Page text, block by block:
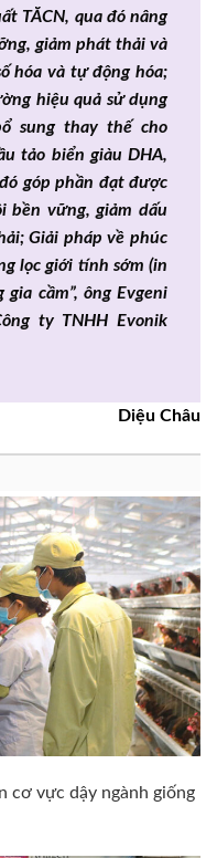
TĂCN, qua đó nâng
giảm phát thải và
hóa và tự động hóa;
hiệu quả sử dụng
sung thay thế cho
tảo biển giàu DHA,
góp phần đạt được
bền vững, giảm dấu
Giải pháp về phúc
lọc giới tính sớm (in
cầm”, ông Evgeni
ty TNHH Evonik
Diệu Châu
cơ vực dậy ngành giống